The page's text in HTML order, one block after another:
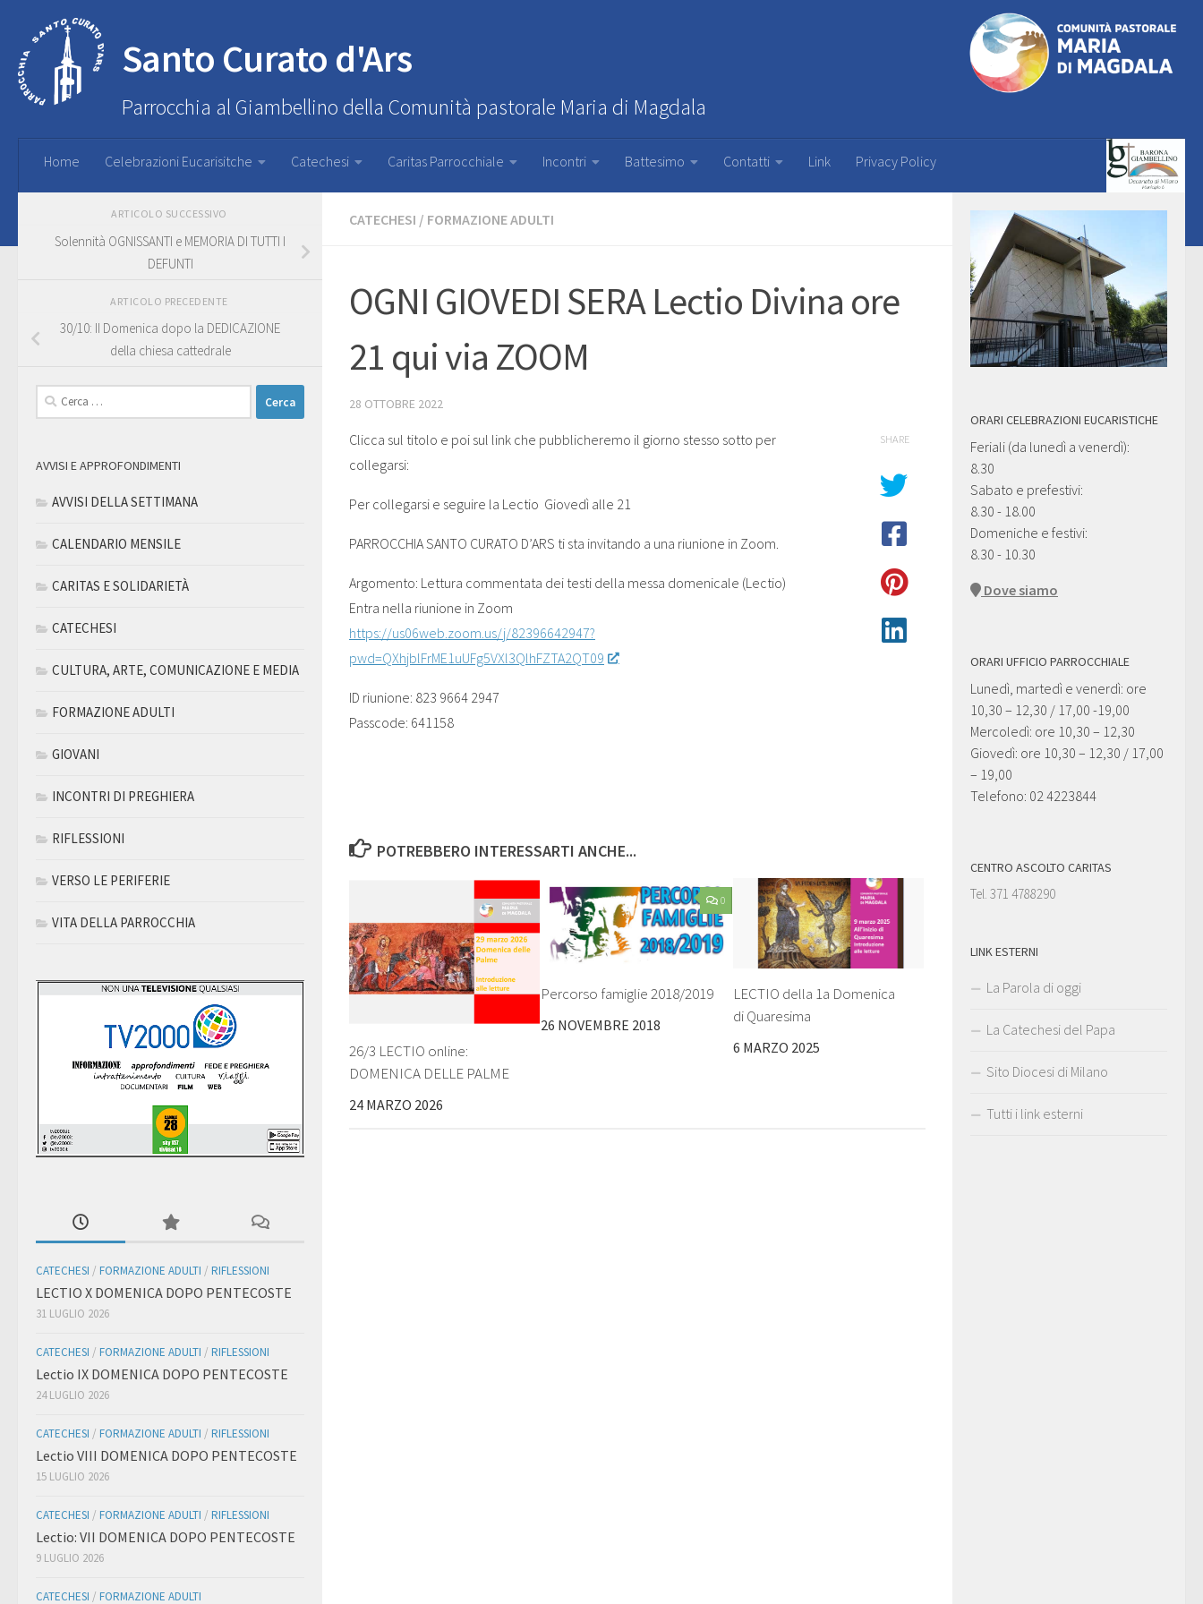
Santo Curato d'Ars
Parrocchia al Giambellino della Comunità pastorale Maria di Magdala
Home Celebrazioni Eucarisitche Catechesi Caritas Parrocchiale Incontri Battesimo Contatti Link Privacy Policy
CATECHESI / FORMAZIONE ADULTI
OGNI GIOVEDI SERA Lectio Divina ore
21 qui via ZOOM
28 OTTOBRE 2022
Clicca sul titolo e poi sul link che pubblicheremo il giorno stesso sotto per
collegarsi:
Per collegarsi e seguire la Lectio Giovedì alle 21
PARROCCHIA SANTO CURATO D’ARS ti sta invitando a una riunione in Zoom.
Argomento: Lettura commentata dei testi della messa domenicale (Lectio)
Entra nella riunione in Zoom
https://us06web.zoom.us/j/82396642947?
pwd=QXhjblFrME1uUFg5VXl3QlhFZTA2QT09
ID riunione: 823 9664 2947
Passcode: 641158
SHARE
POTREBBERO INTERESSARTI ANCHE...
26/3 LECTIO online:
DOMENICA DELLE PALME
24 MARZO 2026
0
Percorso famiglie 2018/2019
26 NOVEMBRE 2018
LECTIO della 1a Domenica
di Quaresima
6 MARZO 2025
ARTICOLO SUCCESSIVO
Solennità OGNISSANTI e MEMORIA DI TUTTI I
DEFUNTI
ARTICOLO PRECEDENTE
30/10: II Domenica dopo la DEDICAZIONE
della chiesa cattedrale
Ricerca
per:
AVVISI E APPROFONDIMENTI
AVVISI DELLA SETTIMANA
CALENDARIO MENSILE
CARITAS E SOLIDARIETÀ
CATECHESI
CULTURA, ARTE, COMUNICAZIONE E MEDIA
FORMAZIONE ADULTI
GIOVANI
INCONTRI DI PREGHIERA
RIFLESSIONI
VERSO LE PERIFERIE
VITA DELLA PARROCCHIA
CATECHESI / FORMAZIONE ADULTI / RIFLESSIONI
LECTIO X DOMENICA DOPO PENTECOSTE
31 LUGLIO 2026
CATECHESI / FORMAZIONE ADULTI / RIFLESSIONI
Lectio IX DOMENICA DOPO PENTECOSTE
24 LUGLIO 2026
CATECHESI / FORMAZIONE ADULTI / RIFLESSIONI
Lectio VIII DOMENICA DOPO PENTECOSTE
15 LUGLIO 2026
CATECHESI / FORMAZIONE ADULTI / RIFLESSIONI
Lectio: VII DOMENICA DOPO PENTECOSTE
9 LUGLIO 2026
CATECHESI / FORMAZIONE ADULTI
ORARI CELEBRAZIONI EUCARISTICHE
Feriali (da lunedì a venerdì):
8.30
Sabato e prefestivi:
8.30 - 18.00
Domeniche e festivi:
8.30 - 10.30
Dove siamo
ORARI UFFICIO PARROCCHIALE
Lunedì, martedì e venerdì: ore
10,30 – 12,30 / 17,00 -19,00
Mercoledì: ore 10,30 – 12,30
Giovedì: ore 10,30 – 12,30 / 17,00
– 19,00
Telefono: 02 4223844
CENTRO ASCOLTO CARITAS
Tel. 371 4788290
LINK ESTERNI
La Parola di oggi
La Catechesi del Papa
Sito Diocesi di Milano
Tutti i link esterni